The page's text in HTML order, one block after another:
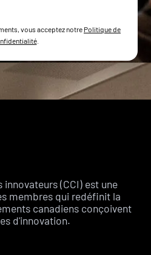
vous acceptez notre Politique de
.
(CCI) est une
membres qui redéfinit la
canadiens conçoivent
d'innovation.